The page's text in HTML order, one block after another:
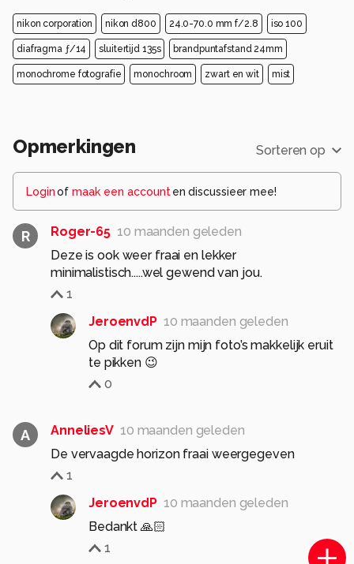
nikon corporation nikon d800 24.0-70.0 mm f/2.8 iso 100
diafragma ƒ/14 sluitertijd 135s brandpuntafstand 24mm
monochrome fotografie monochroom zwart en wit mist
Opmerkingen Sorteren op
Loginof maak een account en discussieer mee!
R Roger-65 10 maanden geleden
Deze is ook weer fraai en lekker
minimalistisch.....wel gewend van jou.
1
JeroenvdP 10 maanden geleden
Op dit forum zijn mijn foto’s makkelijk eruit
te pikken 😉
0
A AnneliesV 10 maanden geleden
De vervaagde horizon fraai weergegeven
1
JeroenvdP 10 maanden geleden
Bedankt 🙏🏻
1